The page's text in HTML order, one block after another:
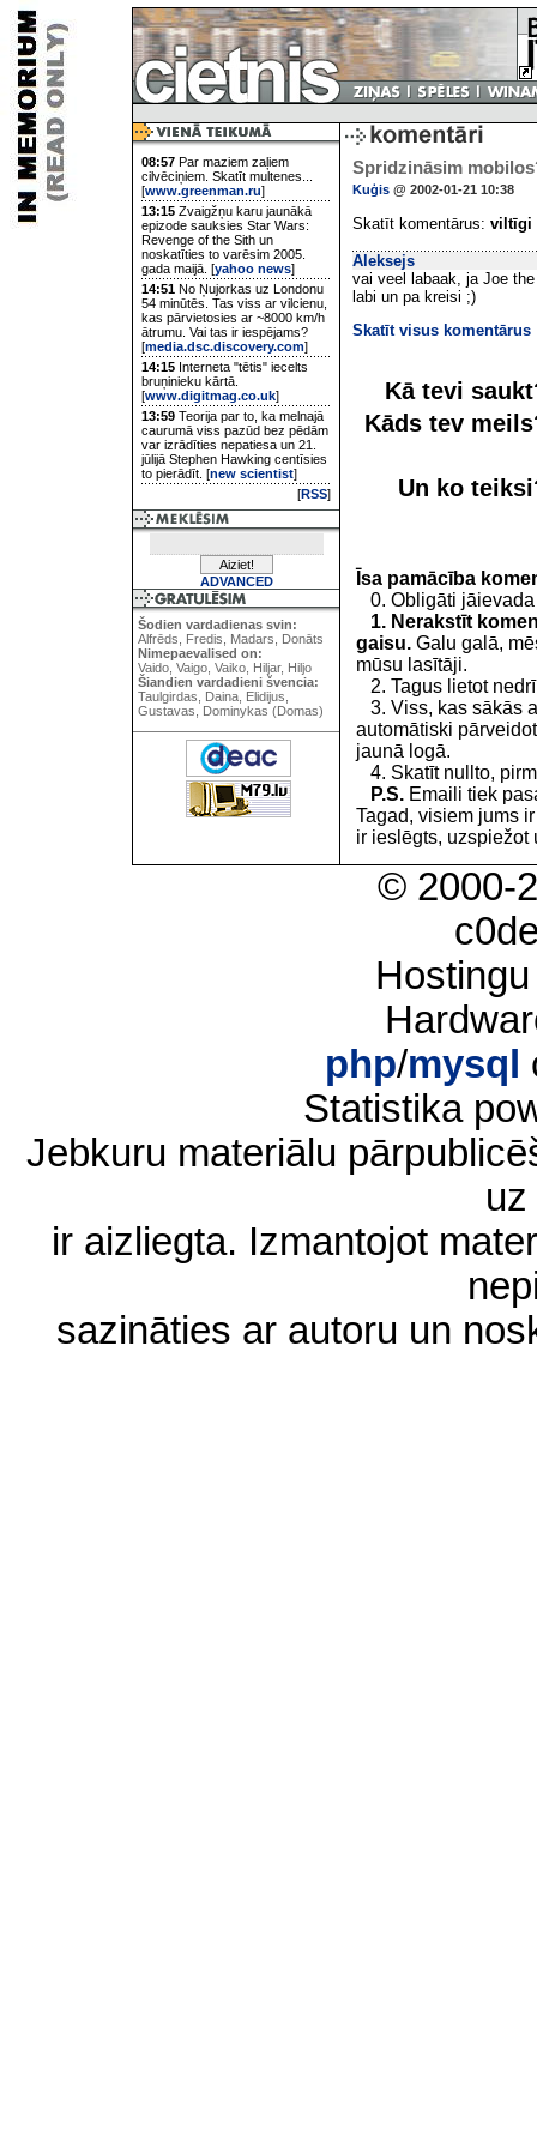
08:57 Par maziem zaļiem
cilvēciņiem. Skatīt multenes...
[www.greenman.ru]
13:15 Zvaigžņu karu jaunākā
epizode sauksies Star Wars:
Revenge of the Sith un
noskatīties to varēsim 2005.
gada maijā. [yahoo news]
14:51 No Ņujorkas uz Londonu
54 minūtēs. Tas viss ar vilcienu,
kas pārvietosies ar ~8000 km/h
ātrumu. Vai tas ir iespējams?
[media.dsc.discovery.com]
14:15 Interneta "tētis" iecelts
bruņinieku kārtā.
[www.digitmag.co.uk]
13:59 Teorija par to, ka melnajā
caurumā viss pazūd bez pēdām
var izrādīties nepatiesa un 21.
jūlijā Stephen Hawking centīsies
to pierādīt. [new scientist]
[RSS]
ADVANCED
Šodien vardadienas svin:
Alfrēds, Fredis, Madars, Donāts
Nimepaevalised on:
Vaido, Vaigo, Vaiko, Hiljar, Hiljo
Šiandien vardadieni švencia:
Taulgirdas, Daina, Elidijus,
Gustavas, Dominykas (Domas)
Spridzināsim
Kuģis @ 2002-01-21 10:38
Skatīt komentārus: viltīgi
Aleksejs
vai veel labaak, ja Joe
labi un pa kreisi ;)
Skatīt visus komentārus
Kā tevi
Kāds tev
Un ko
Īsa pamācība
0. Obligāti jāievada
1. Nerakstīt
gaisu. Galu galā,
mūsu lasītāji.
2. Tagus lietot
3. Viss, kas sākās
automātiski
jaunā logā.
4. Skatīt nullto,
P.S. Emaili tiek
Tagad, visiem jums
ir ieslēgts, uzspiežot
© 2000-
php/mysql
Statistika
Jebkuru materiālu
ir aizliegta. Izmantojot
sazināties ar autoru un